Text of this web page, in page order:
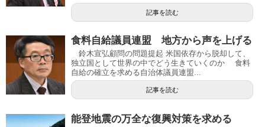
記事を読む
食料自給議員連盟 地方から声を上げる
鈴木宣弘顧問の問題提起 米国依存から脱却して、
独立国として世界の中でどう生きていくのか 食料
自給の確立を求める自治体議員連盟...
記事を読む
能登地震の万全な復興対策を求める